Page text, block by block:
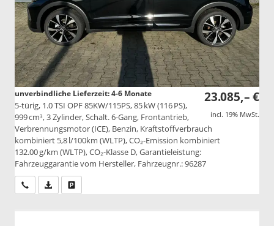
23.085,– €
incl. 19% MwSt.
unverbindliche Lieferzeit: 4-6 Monate
5-türig, 1.0 TSI OPF 85KW/115PS, 85 kW (116 PS),
999 cm³, 3 Zylinder, Schalt. 6-Gang, Frontantrieb,
Verbrennungsmotor (ICE), Benzin, Kraftstoffverbrauch
kombiniert 5,8 l/100km (WLTP), CO₂-Emission kombiniert
132.00 g/km (WLTP), CO₂-Klasse D, Garantieleistung:
Fahrzeuggarantie vom Hersteller, Fahrzeugnr.: 96287
Wir rufen Sie anPDF-Datei, Fahrzeugexposé drucken